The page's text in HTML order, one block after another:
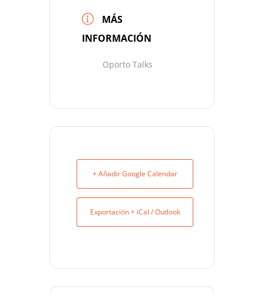
MÁS
INFORMACIÓN
Oporto Talks
+ Añadir Google Calendar
Exportación + iCal / Outlook